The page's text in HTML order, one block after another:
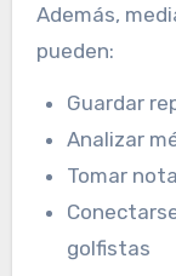
Además,
pueden:
Guardar
Analizar
Tomar
golfistas